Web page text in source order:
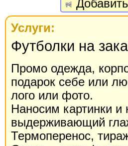
Услуги:
Футболки на
Промо одежда,
подарок себе или
лого или фото.
Наносим картинки и
выдерживающий
Термоперенос,